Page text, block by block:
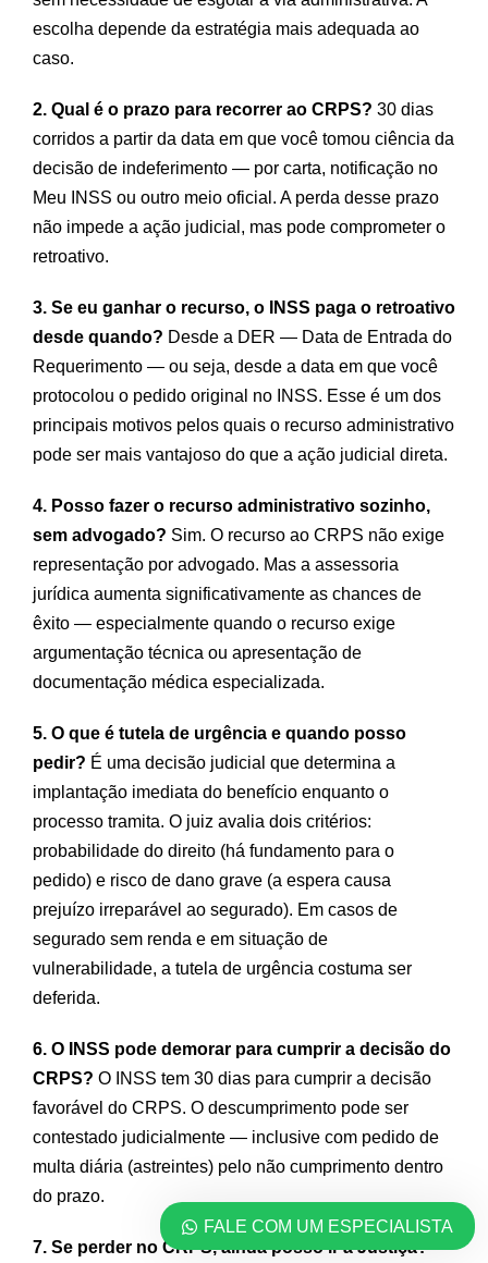
escolha depende da estratégia mais adequada ao
caso.
2. Qual é o prazo para recorrer ao CRPS? 30 dias
corridos a partir da data em que você tomou ciência da
decisão de indeferimento — por carta, notificação no
Meu INSS ou outro meio oficial. A perda desse prazo
não impede a ação judicial, mas pode comprometer o
retroativo.
3. Se eu ganhar o recurso, o INSS paga o retroativo
desde quando? Desde a DER — Data de Entrada do
Requerimento — ou seja, desde a data em que você
protocolou o pedido original no INSS. Esse é um dos
principais motivos pelos quais o recurso administrativo
pode ser mais vantajoso do que a ação judicial direta.
4. Posso fazer o recurso administrativo sozinho,
sem advogado? Sim. O recurso ao CRPS não exige
representação por advogado. Mas a assessoria
jurídica aumenta significativamente as chances de
êxito — especialmente quando o recurso exige
argumentação técnica ou apresentação de
documentação médica especializada.
5. O que é tutela de urgência e quando posso
pedir? É uma decisão judicial que determina a
implantação imediata do benefício enquanto o
processo tramita. O juiz avalia dois critérios:
probabilidade do direito (há fundamento para o
pedido) e risco de dano grave (a espera causa
prejuízo irreparável ao segurado). Em casos de
segurado sem renda e em situação de
vulnerabilidade, a tutela de urgência costuma ser
deferida.
6. O INSS pode demorar para cumprir a decisão do
CRPS? O INSS tem 30 dias para cumprir a decisão
favorável do CRPS. O descumprimento pode ser
contestado judicialmente — inclusive com pedido de
multa diária (astreintes) pelo não cumprimento dentro
do prazo.
7. Se perder no CRPS, ainda posso ir à Justiça?
FALE COM UM ESPECIALISTA